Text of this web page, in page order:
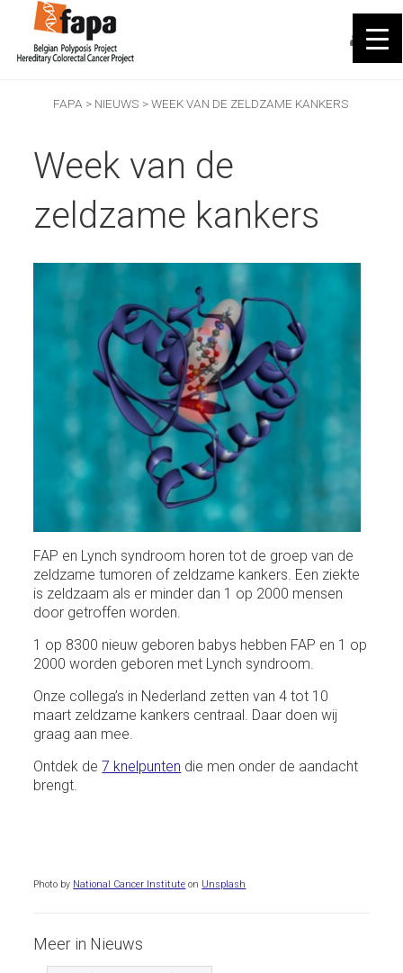
FAPA > NIEUWS >WEEK VAN DE ZELDZAME KANKERS
Week van de
zeldzame kankers
FAP en Lynch syndroom horen tot de groep van de
zeldzame tumoren of zeldzame kankers. Een ziekte
is zeldzaam als er minder dan 1 op 2000 mensen
door getroffen worden.
1 op 8300 nieuw geboren babys hebben FAP en 1 op
2000 worden geboren met Lynch syndroom.
Onze collega’s in Nederland zetten van 4 tot 10
maart zeldzame kankers centraal. Daar doen wij
graag aan mee.
Ontdek de7 knelpunten die men onder de aandacht
brengt.
Photo by National Cancer Institute on Unsplash
Meer in Nieuws